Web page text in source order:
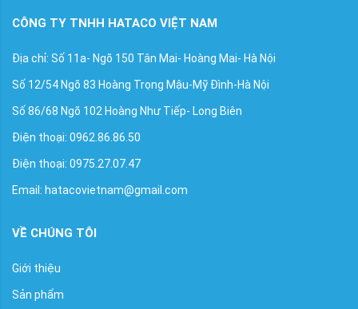
CÔNG TY TNHH HATACO VIỆT NAM
Địa chỉ: Số 11a- Ngõ 150 Tân Mai- Hoàng Mai- Hà Nội
Số 12/54 Ngõ 83 Hoàng Trọng Mậu-Mỹ Đình-Hà Nội
Số 86/68 Ngõ 102 Hoàng Như Tiếp- Long Biên
Điện thoại: 0962.86.86.50
Điện thoại: 0975.27.07.47
Email: hatacovietnam@gmail.com
VỀ CHÚNG TÔI
Giới thiệu
Sản phẩm